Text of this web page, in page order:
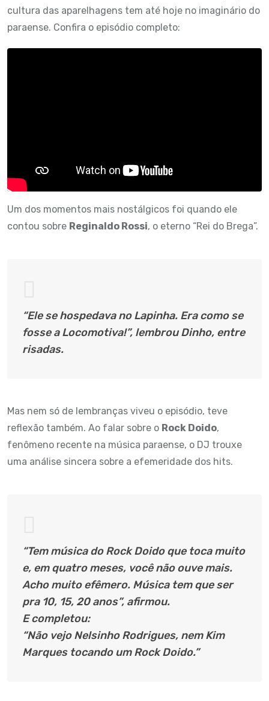
cultura das aparelhagens tem até hoje no imaginário do
paraense. Confira o episódio completo:
Um dos momentos mais nostálgicos foi quando ele
contou sobre Reginaldo Rossi, o eterno “Rei do Brega”.
“Ele se hospedava no Lapinha. Era como se
fosse a Locomotiva!”, lembrou Dinho, entre
risadas.
Mas nem só de lembranças viveu o episódio, teve
reflexão também. Ao falar sobre o Rock Doido,
fenômeno recente na música paraense, o DJ trouxe
uma análise sincera sobre a efemeridade dos hits.
“Tem música do Rock Doido que toca muito
e, em quatro meses, você não ouve mais.
Acho muito efêmero. Música tem que ser
pra 10, 15, 20 anos”, afirmou.
E completou:
“Não vejo Nelsinho Rodrigues, nem Kim
Marques tocando um Rock Doido.”